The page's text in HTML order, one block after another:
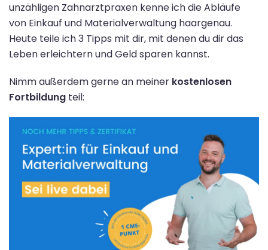
unzähligen Zahnarztpraxen kenne ich die Abläufe
von Einkauf und Materialverwaltung haargenau.
Heute teile ich 3 Tipps mit dir, mit denen du dir das
Leben erleichtern und Geld sparen kannst.
Nimm außerdem gerne an meiner kostenlosen
Fortbildung teil: